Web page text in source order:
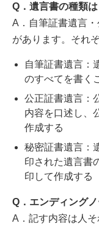
Q．遺言書の種類は
A．自筆証書遺言
があります。それ
自筆証書遺言：
のすべてを書く
公正証書遺言：
内容を口述し、
作成する
秘密証書遺言：
印された遺言書
印して作成する
Q．エンディング
A．記す内容は人